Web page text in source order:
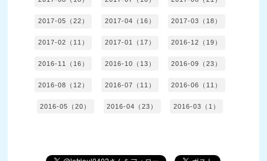
2017-05（22） 2017-04（16） 2017-03（18）
2017-02（11） 2017-01（17） 2016-12（19）
2016-11（16） 2016-10（13） 2016-09（23）
2016-08（12） 2016-07（11） 2016-06（11）
2016-05（20） 2016-04（23） 2016-03（1）